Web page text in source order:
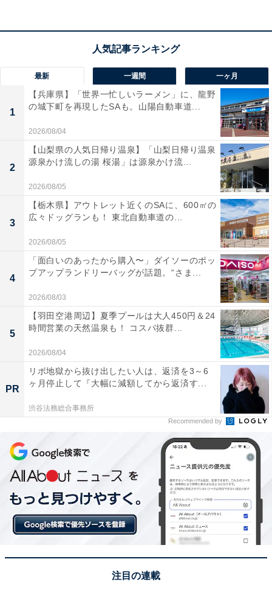
楽天トラベルでホテルを見る
「銀山温泉 旅館藤屋」の口コミは？
「銀山温泉 旅館藤屋」には、以下のような口コミが寄せ
られています。
隈研吾氏が手掛ける洗練された建築と館内の照明設
趣の異なる5つの貸切風呂を予約不要で自由に利用
できて贅沢
最新 一週間 一ヶ月
1
【兵庫県】「世界一忙しいラーメン」に、龍野
の城下町を再現したSAも。山陽自動車道...
2026/08/04
2
【山梨県の人気日帰り温泉】「山梨日帰り温泉
源泉かけ流しの湯 桜湯」は源泉かけ流...
2026/08/05
3
【栃木県】アウトレット近くのSAに、600㎡の
広々ドッグランも！ 東北自動車道の...
2026/08/05
4
「面白いのあったから購入〜」ダイソーのポッ
プアップランドリーバッグが話題。“さま...
2026/08/03
5
【羽田空港周辺】夏季プールは大人450円＆24
時間営業の天然温泉も！ コスパ抜群...
2026/08/04
PR
リボ地獄から抜け出したい人は、返済を3～6
ヶ月停止して『大幅に減額してから返済す...
渋谷法務総合事務所
Recommended by
注目の連載